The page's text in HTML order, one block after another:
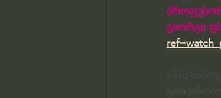
გიორგი
ამას